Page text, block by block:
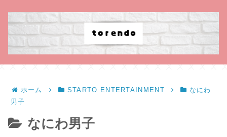
ホーム STARTO ENTERTAINMENT
なにわ
男子
なにわ男子